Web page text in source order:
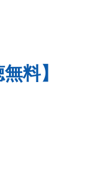
料】